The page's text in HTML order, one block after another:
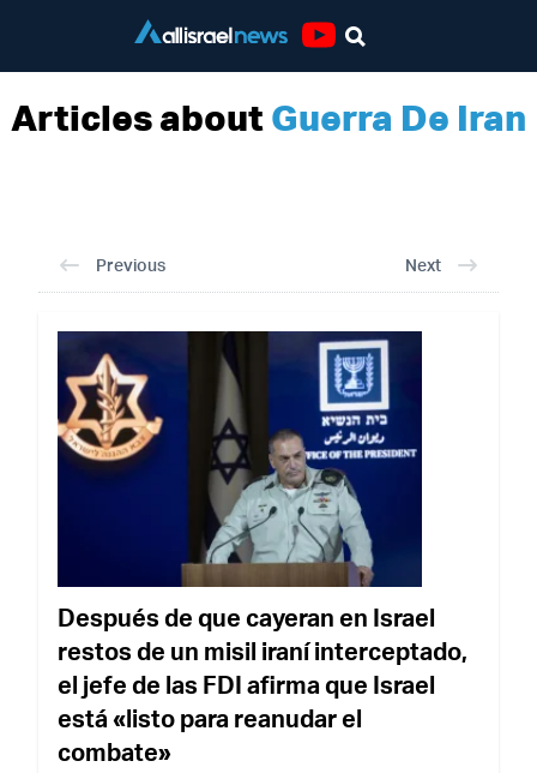
Articles aboutGuerra De Iran
Previous Next
Después de que cayeran en Israel
restos de un misil iraní interceptado,
el jefe de las FDI afirma que Israel
está «listo para reanudar el
combate»